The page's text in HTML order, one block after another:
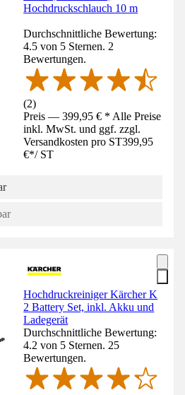
Hochdruckschlauch 10 m
Durchschnittliche Bewertung:
4.5 von 5 Sternen. 2
Bewertungen.
(2)
Preis — 399,95 € * Alle Preise
inkl. MwSt. und ggf. zzgl.
Versandkosten pro ST399,95
€*/ ST
Hochdruckreiniger Kärcher K
2 Battery Set, inkl. Akku und
Ladegerät
Durchschnittliche Bewertung:
4.2 von 5 Sternen. 25
Bewertungen.